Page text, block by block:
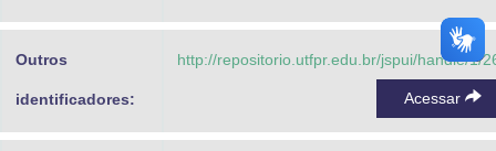
Outros
identificadores:
http://repositorio.utfpr.edu.br/jspui/handle/1/
Acessar